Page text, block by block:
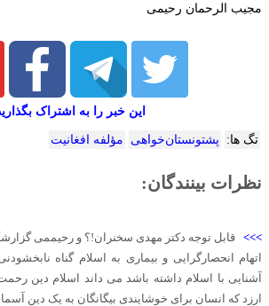
مجیب الرحمان رحیمی
این خبر را به اشتراک
تگ ها: پشتونستان‌خواهی مؤلفه‌ افغانیت
نظرات بینندگان:
>>> قابل توجه دکتر مهدی سخنران!؟ و رحیممی
اتهام انحصارگرایی و بیماری به اسلام گناه
آشنایی با اسلام داشته باشد می داند اسلام دین
ارزد که انسان برای خوشایندی بیگانگان به یک دین